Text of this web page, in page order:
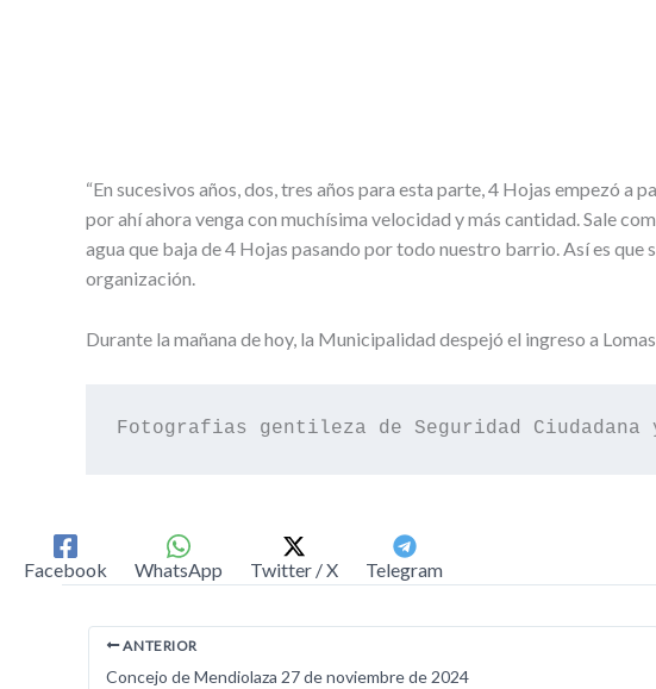
“En sucesivos años, dos, tres años para esta parte, 4 Hojas empezó
por ahí ahora venga con muchísima velocidad y más cantidad. Sale
agua que baja de 4 Hojas pasando por todo nuestro barrio. Así es que
organización.
Durante la mañana de hoy, la Municipalidad despejó el ingreso a
Fotografias gentileza de Seguridad Ciudadana
Facebook WhatsApp Twitter / X Telegram
ANTERIOR
Concejo de Mendiolaza 27 de noviembre de 2024